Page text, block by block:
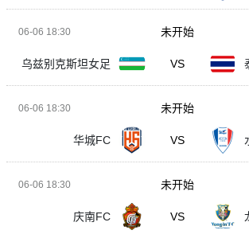
06-06 18:30
乌兹别克斯坦女足 VS
未开始
06-06 18:30
华城FC VS
未开始
06-06 18:30
庆南FC VS
未开始